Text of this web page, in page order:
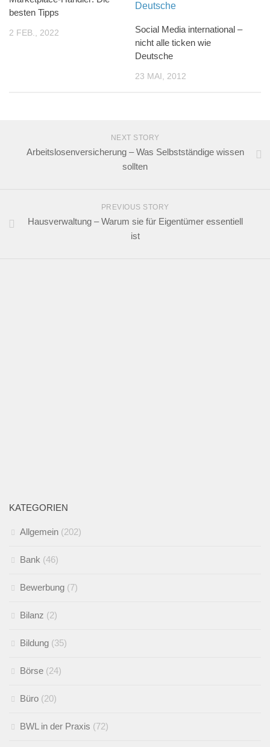
besten Tipps
2 FEB., 2022
Social Media international –
nicht alle ticken wie
Deutsche
23 MAI, 2012
NEXT STORY
Arbeitslosenversicherung – Was Selbstständige wissen
sollten
PREVIOUS STORY
Hausverwaltung – Warum sie für Eigentümer essentiell
ist
KATEGORIEN
Allgemein (202)
Bank (46)
Bewerbung (7)
Bilanz (2)
Bildung (35)
Börse (24)
Büro (20)
BWL in der Praxis (72)